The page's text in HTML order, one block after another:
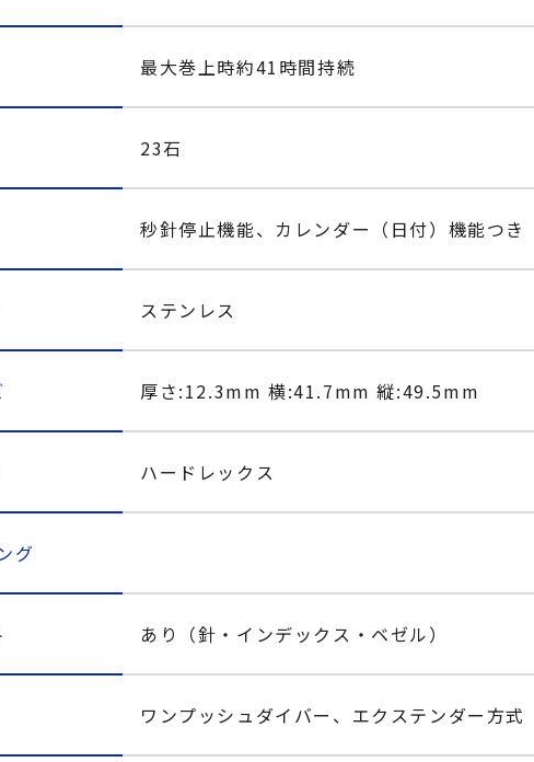
最大巻上時約41時間持続
23石
秒針停止機能、カレンダー（日付）機能つき
ステンレス
厚さ:12.3mm 横:41.7mm 縦:49.5mm
ハードレックス
グ
あり（針・インデックス・ベゼル）
ワンプッシュダイバー、エクステンダー方式